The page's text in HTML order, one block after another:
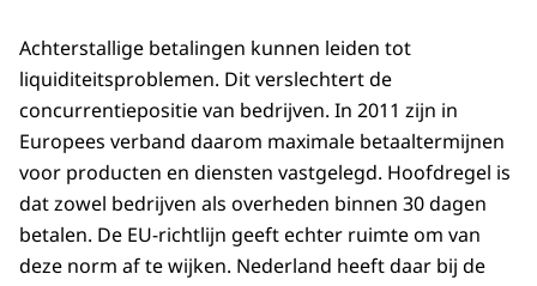
Achterstallige betalingen kunnen leiden tot
liquiditeitsproblemen. Dit verslechtert de
concurrentiepositie van bedrijven. In 2011 zijn in
Europees verband daarom maximale betaaltermijnen
voor producten en diensten vastgelegd. Hoofdregel is
dat zowel bedrijven als overheden binnen 30 dagen
betalen. De EU-richtlijn geeft echter ruimte om van
deze norm af te wijken. Nederland heeft daar bij de